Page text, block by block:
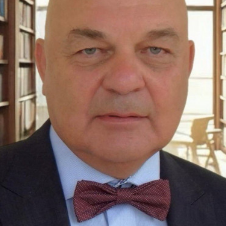
СТРУКТУРА
Президія НАН України
Апарат Президії
Секція фізико-технічних і математичних
наук
Секція хімічних і біологічних наук
Секція суспільних і гуманітарних наук
Установи при Президії
Ради, комітети та комісії
Наукові центри МОН та НАН України
Громадські організації